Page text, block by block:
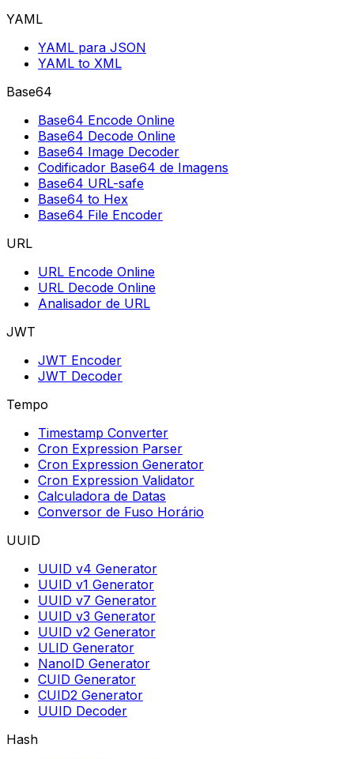
YAML
YAML para JSON
YAML to XML
Base64
Base64 Encode Online
Base64 Decode Online
Base64 Image Decoder
Codificador Base64 de Imagens
Base64 URL-safe
Base64 to Hex
Base64 File Encoder
URL
URL Encode Online
URL Decode Online
Analisador de URL
JWT
JWT Encoder
JWT Decoder
Tempo
Timestamp Converter
Cron Expression Parser
Cron Expression Generator
Cron Expression Validator
Calculadora de Datas
Conversor de Fuso Horário
UUID
UUID v4 Generator
UUID v1 Generator
UUID v7 Generator
UUID v3 Generator
UUID v2 Generator
ULID Generator
NanoID Generator
CUID Generator
CUID2 Generator
UUID Decoder
Hash